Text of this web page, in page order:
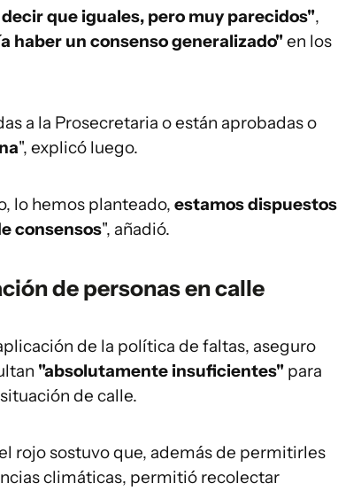
que iguales, pero muy parecidos",
haber un consenso generalizado"en los
a la Prosecretaria o están aprobadas o
", explicó luego.
lo hemos planteado, estamos dispuestos
consensos", añadió.
de personas en calle
de la política de faltas, aseguro
"absolutamente insuficientes" para
de calle.
rojo sostuvo que, además de permitirles
climáticas, permitió recolectar